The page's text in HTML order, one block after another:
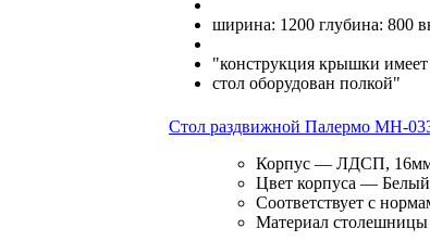
ширина: 1200 глубина: 800
"конструкция крышки имеет
стол оборудован полкой"
Стол раздвижной Палермо МН-
Корпус — ЛДСП, 16мм,
Цвет корпуса —
Соответствует с
Материал